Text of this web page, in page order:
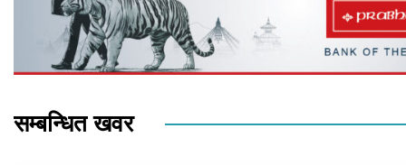
सम्बन्धित खवर